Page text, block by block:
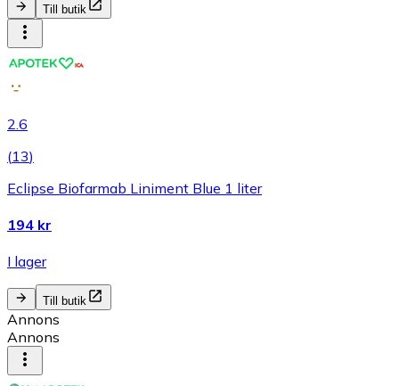
Till butik
2.6
(13)
Eclipse Biofarmab Liniment Blue 1 liter
194 kr
I lager
Till butik
Annons
Annons